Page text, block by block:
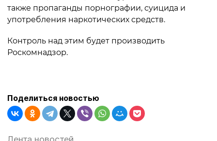
также пропаганды порнографии, суицида и
употребления наркотических средств.
Контроль над этим будет производить
Роскомнадзор.
Поделиться новостью